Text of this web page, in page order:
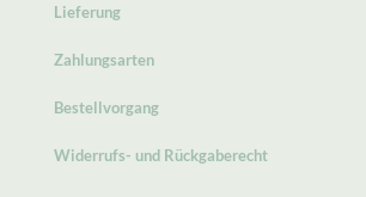
Lieferung
Zahlungsarten
Bestellvorgang
Widerrufs- und Rückgaberecht